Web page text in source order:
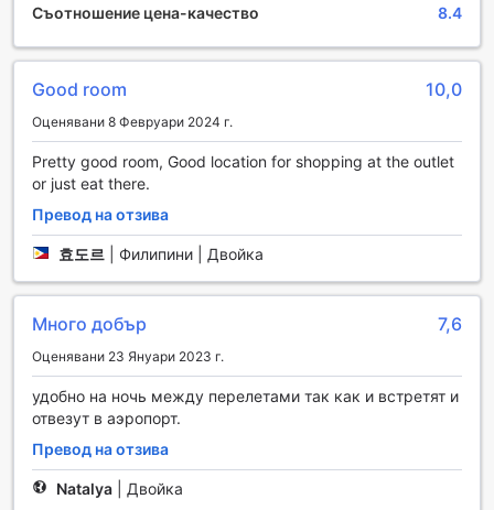
проектирани да облекчат стреса и да възстановят
адаптирани масажи, които комбинират традиционни
техники с модерни подходи, за да осигурят
максимален комфорт и удовлетворение.
Спа центърът на хотела е истински оазис на
спокойствието, където всеки посетител може да се
потопи в атмосфера на релаксация. Освен масажите,
тук можете да се насладите на различни процедури за
лице и тяло, които ще ви помогнат да се почувствате
обновени и освежени. Eloisa Royal Suites е идеалното
място за тези, които търсят не само комфортно
настаняване, но и възможности за пълноценен отдих и
забавление.
Eloisa Royal Suites в Себу предлага изключителни
спортни съоръжения, които ще задоволят нуждите на
всеки активен гост. Фитнес центърът е напълно
оборудван с модерни уреди, които позволяват на
посетителите да поддържат своята физическа форма
по време на престоя си. Независимо дали искате да
Съотношение цена-качество 8.4
Good room 10,0
Оценявани 8 Февруари 2024 г.
Pretty good room, Good location for shopping at the outlet
or just eat there.
Превод на отзива
효도르 Филипини | Двойка
Много добър 7,6
Оценявани 23 Януари 2023 г.
удобно на ночь между перелетами так как и встретят и
отвезут в аэропорт.
Превод на отзива
Natalya Двойка